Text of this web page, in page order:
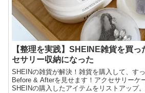
【整理を実践】SHEINE雑貨を買
セサリー収納になった
SHEINの雑貨が解決！雑貨を購入して、す
Before & Afterを見せます！アクセサリーケ
SHEINの購入したアイテムをリストアップ